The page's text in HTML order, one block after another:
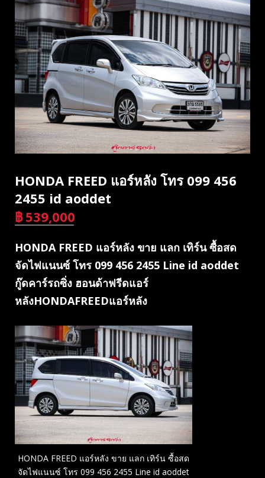
HONDA FREED แอร์หลัง โทร 099 456
2455 id aoddet
฿ 539,000
HONDA FREED แอร์หลัง ขาย แลก เทิร์น ซื้อสด
จัดไฟแนนซ์ โทร 099 456 2455 Line id aoddet
กู๊ดคาร์รถซิ่ง ฮอนด้าฟรีดแอร์
หลังHONDAFREEDแอร์หลัง
HONDA FREED แอร์หลัง ขาย แลก เทิร์น ซื้อสด
จัดไฟแนนซ์ โทร 099 456 2455 Line id aoddet